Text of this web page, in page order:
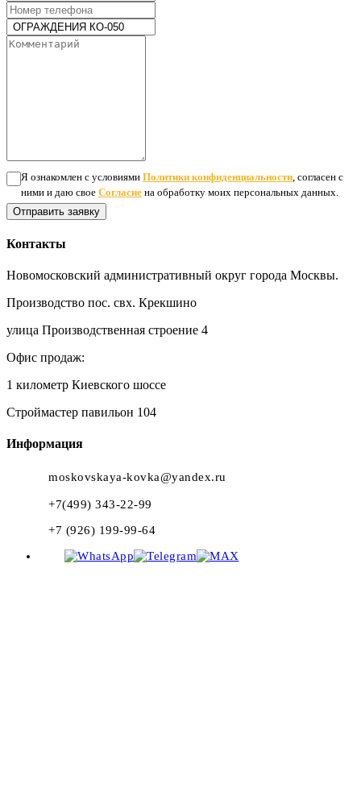
Я ознакомлен с условиями Политики конфиденциальности , согласен с
ними и даю свое Согласие на обработку моих персональных данных.
Отправить заявку
Контакты
Новомосковский административный округ города Москвы.
Производство пос. свх. Крекшино
улица Производственная строение 4
Офис продаж:
1 километр Киевского шоссе
Строймастер павильон 104
Информация
moskovskaya-kovka@yandex.ru
+7(499) 343-22-99
+7 (926) 199-99-64